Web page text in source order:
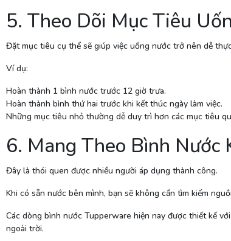
5. Theo Dõi Mục Tiêu
Đặt mục tiêu cụ thể sẽ giúp việc uống nước trở nên dễ
Ví dụ:
Hoàn thành 1 bình nước trước 12 giờ trưa.
Hoàn thành bình thứ hai trước khi kết thúc ngày làm việc.
Những mục tiêu nhỏ thường dễ duy trì hơn các mục tiêu
6. Mang Theo Bình Nước
Đây là thói quen được nhiều người áp dụng thành công.
Khi có sẵn nước bên mình, bạn sẽ không cần tìm kiếm
Các dòng bình nước Tupperware hiện nay được thiết kế
ngoài trời.